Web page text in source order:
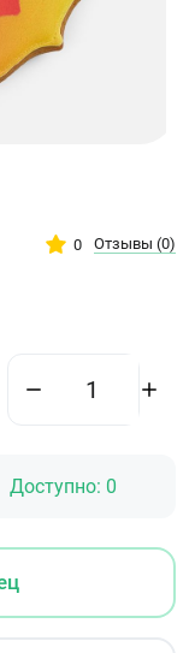
0 Отзывы (0)
Доступно: 0